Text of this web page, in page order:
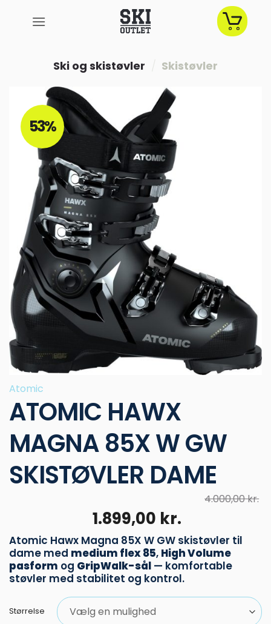
Ski og skistøvler / Skistøvler
53%
Atomic
ATOMIC HAWX
MAGNA 85X W GW
SKISTØVLER DAME
4.000,00kr.
Den
oprindelige
pris
var:
4.000,00 kr..
1.899,00 kr.
aktuelle
pris
er:
1.899,00
Atomic Hawx Magna 85X W GW skistøvler til
dame med medium flex 85, High Volume
pasform og GripWalk-sål — komfortable
støvler med stabilitet og kontrol.
Størrelse